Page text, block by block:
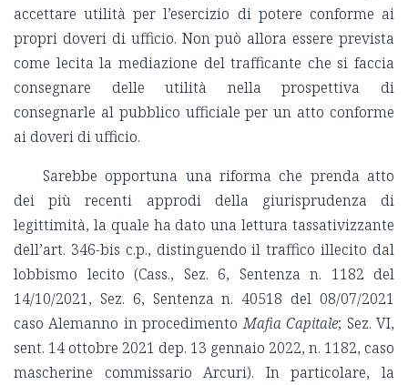
accettare utilità per l’esercizio di potere conforme ai
propri doveri di ufficio. Non può allora essere prevista
come lecita la mediazione del trafficante che si faccia
consegnare delle utilità nella prospettiva di
consegnarle al pubblico ufficiale per un atto conforme
ai doveri di ufficio.
Sarebbe opportuna una riforma che prenda atto
dei più recenti approdi della giurisprudenza di
legittimità, la quale ha dato una lettura tassativizzante
dell’art. 346-bis c.p., distinguendo il traffico illecito dal
lobbismo lecito (Cass., Sez. 6, Sentenza n. 1182 del
14/10/2021, Sez. 6, Sentenza n. 40518 del 08/07/2021
caso Alemanno in procedimentoMafia Capitale; Sez. VI,
sent. 14 ottobre 2021 dep. 13 gennaio 2022, n. 1182, caso
mascherine commissario Arcuri). In particolare, la